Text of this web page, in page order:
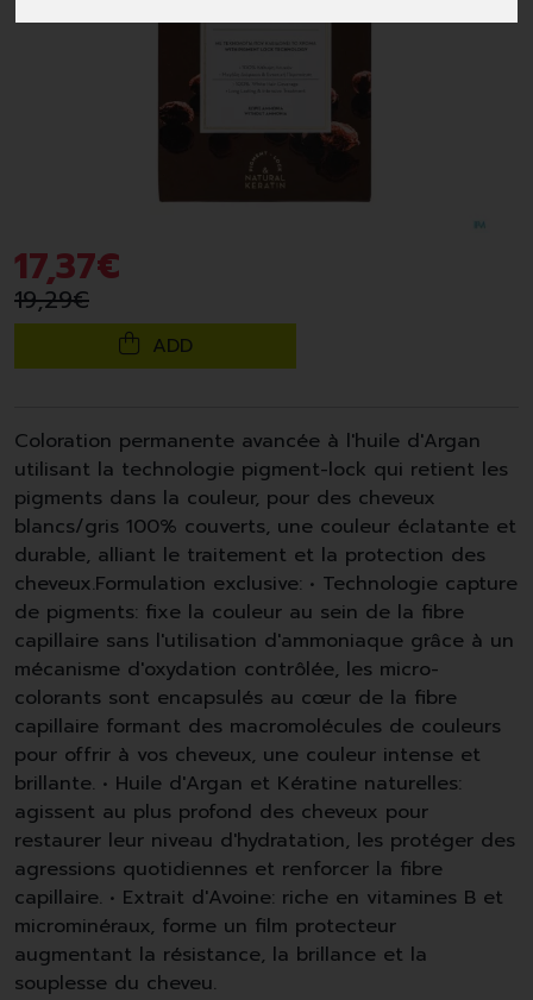
17,37€
19,29€
ADD
Coloration permanente avancée à l'huile d'Argan
utilisant la technologie pigment-lock qui retient les
pigments dans la couleur, pour des cheveux
blancs/gris 100% couverts, une couleur éclatante et
durable, alliant le traitement et la protection des
cheveux.Formulation exclusive: • Technologie capture
de pigments: fixe la couleur au sein de la fibre
capillaire sans l'utilisation d'ammoniaque grâce à un
mécanisme d'oxydation contrôlée, les micro-
colorants sont encapsulés au cœur de la fibre
capillaire formant des macromolécules de couleurs
pour offrir à vos cheveux, une couleur intense et
brillante. • Huile d'Argan et Kératine naturelles:
agissent au plus profond des cheveux pour
restaurer leur niveau d'hydratation, les protéger des
agressions quotidiennes et renforcer la fibre
capillaire. • Extrait d'Avoine: riche en vitamines B et
microminéraux, forme un film protecteur
augmentant la résistance, la brillance et la
souplesse du cheveu.